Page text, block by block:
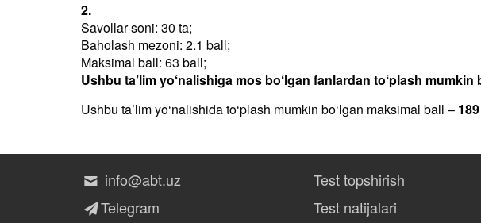
2.
Savollar soni: 30 ta;
Baholash mezoni: 2.1 ball;
Maksimal ball: 63 ball;
Ushbu ta’lim yo‘nalishiga mos bo‘lgan fanlardan to‘plash
Ushbu taʼlim yo‘nalishida to‘plash mumkin bo‘lgan maksimal ball –
info@abt.uz
Telegram
Test topshirish
Test natijalari